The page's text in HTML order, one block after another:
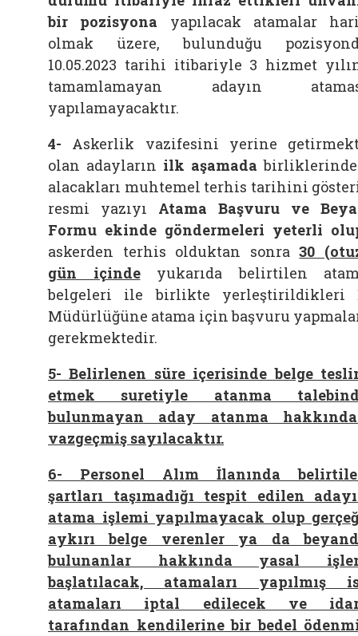
bir pozisyona yapılacak atamalar
olmak üzere, bulunduğu
10.05.2023 tarihi itibariyle 3 hizmet
tamamlamayan adayın
yapılamayacaktır.
4- Askerlik vazifesini yerine
olan adayların ilk aşamada
alacakları muhtemel terhis tarihini
resmi yazıyı Atama Başvuru ve
Formu ekinde göndermeleri yeterli
askerden terhis olduktan sonra30
gün içindeyukarıda belirtilen
belgeleri ile birlikte yerleştirildikleri
Müdürlüğüne atama için başvuru
gerekmektedir.
5- Belirlenen süre içerisinde belge
etmek suretiyle atanma
bulunmayan aday atanma
vazgeçmiş sayılacaktır.
6-
Personel Alım İlanında
şartları taşımadığı tespit edilen
atama işlemi yapılmayacak olup
aykırı belge verenler ya da
bulunanlar hakkında yasal
başlatılacak, atamaları yapılmış
atamaları iptal edilecek ve
tarafından kendilerine bir bedel